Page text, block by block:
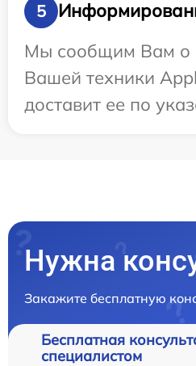
5
Мы сообщим Вам о
Вашей техники
доставит ее по
Нужна
Закажите бесплатную
Бесплатная
специалистом